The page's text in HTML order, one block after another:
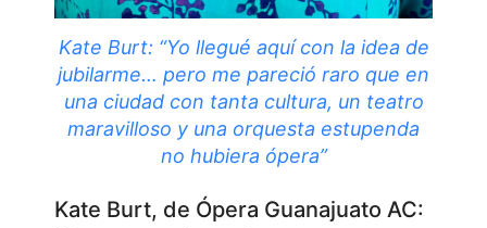
Kate Burt: “Yo llegué aquí con la idea de
jubilarme… pero me pareció raro que en
una ciudad con tanta cultura, un teatro
maravilloso y una orquesta estupenda
no hubiera ópera”
Kate Burt, de Ópera Guanajuato AC: